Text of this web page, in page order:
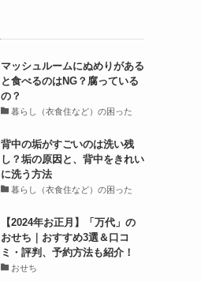
マッシュルームにぬめりがある
と食べるのはNG？腐っている
の？
暮らし（衣食住など）の困った
背中の垢がすごいのは洗い残
し？垢の原因と、背中をきれい
に洗う方法
暮らし（衣食住など）の困った
【2024年お正月】「万代」の
おせち｜おすすめ3選＆口コ
ミ・評判、予約方法も紹介！
おせち